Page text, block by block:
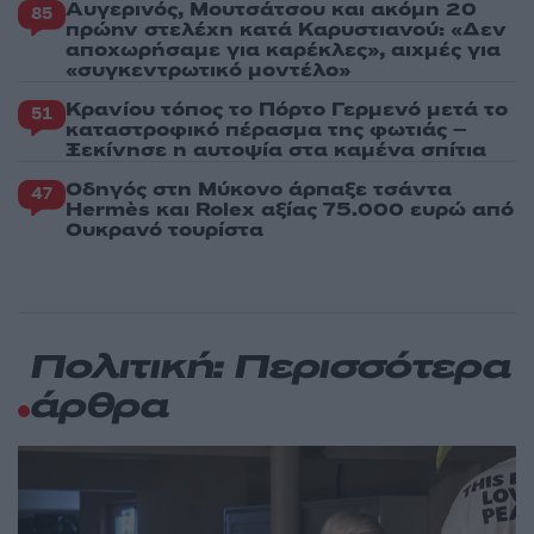
85 Αυγερινός, Μουτσάτσου και ακόμη 20
πρώην στελέχη κατά Καρυστιανού: «Δεν
αποχωρήσαμε για καρέκλες», αιχμές για
«συγκεντρωτικό μοντέλο»
51 Κρανίου τόπος το Πόρτο Γερμενό μετά το
καταστροφικό πέρασμα της φωτιάς –
Ξεκίνησε η αυτοψία στα καμένα σπίτια
47 Οδηγός στη Μύκονο άρπαξε τσάντα
Hermès και Rolex αξίας 75.000 ευρώ από
Ουκρανό τουρίστα
Πολιτική: Περισσότερα
άρθρα